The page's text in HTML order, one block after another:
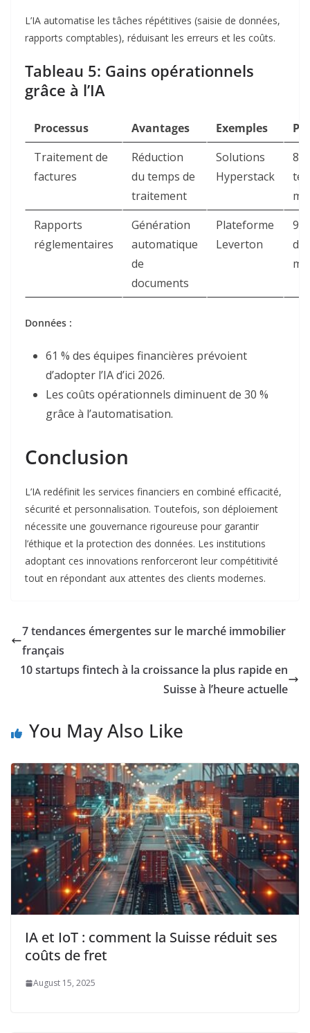
L’IA automatise les tâches répétitives (saisie de données,
rapports comptables), réduisant les erreurs et les coûts.
Tableau 5: Gains opérationnels
grâce à l’IA
Processus Avantages Exemples
Traitement de
factures
Réduction
du temps de
traitement
Solutions
Hyperstack
80
Rapports
réglementaires
Génération
automatique
de
documents
Plateforme
Leverton
90
Données :
61 % des équipes financières prévoient
d’adopter l’IA d’ici 2026.
Les coûts opérationnels diminuent de 30 %
grâce à l’automatisation.
Conclusion
L’IA redéfinit les services financiers en combiné efficacité,
sécurité et personnalisation. Toutefois, son déploiement
nécessite une gouvernance rigoureuse pour garantir
l’éthique et la protection des données. Les institutions
adoptant ces innovations renforceront leur compétitivité
tout en répondant aux attentes des clients modernes.
7 tendances émergentes sur le marché immobilier
français
10 startups fintech à la croissance la plus rapide en
Suisse à l’heure actuelle
You May Also Like
IA et IoT : comment la Suisse réduit ses
coûts de fret
August 15, 2025